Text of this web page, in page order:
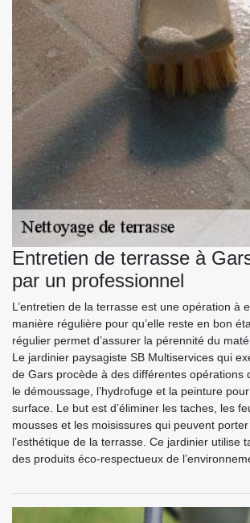
Entretien de terrasse à
par un professionnel
L’entretien de la terrasse est une opération à
manière régulière pour qu’elle reste en bon
régulier permet d’assurer la pérennité du
Le jardinier paysagiste SB Multiservices qui
de Gars procède à des différentes opérations
le démoussage, l’hydrofuge et la peinture
surface. Le but est d’éliminer les taches, les
mousses et les moisissures qui peuvent
l’esthétique de la terrasse. Ce jardinier utilise
des produits éco-respectueux de